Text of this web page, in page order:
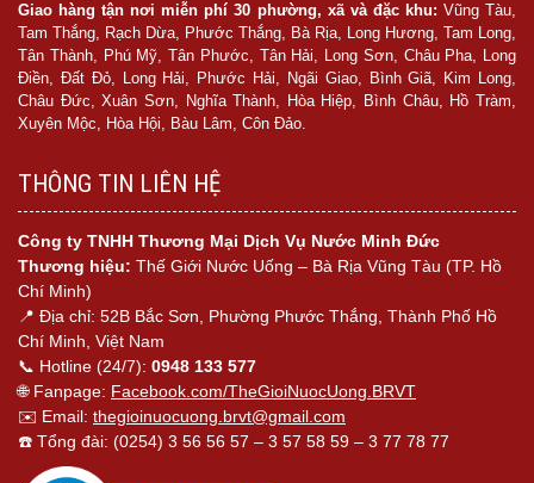
Giao hàng tận nơi miễn phí 30 phường, xã và đặc khu: Vũng Tàu,
Tam Thắng, Rạch Dừa, Phước Thắng, Bà Rịa, Long Hương, Tam Long,
Tân Thành, Phú Mỹ, Tân Phước, Tân Hải, Long Sơn, Châu Pha, Long
Điền, Đất Đỏ, Long Hải, Phước Hải, Ngãi Giao, Bình Giã, Kim Long,
Châu Đức, Xuân Sơn, Nghĩa Thành, Hòa Hiệp, Bình Châu, Hồ Tràm,
Xuyên Mộc, Hòa Hội, Bàu Lâm, Côn Đảo.
THÔNG TIN LIÊN HỆ
Công ty TNHH Thương Mại Dịch Vụ Nước Minh Đức
Thương hiệu: Thế Giới Nước Uống – Bà Rịa Vũng Tàu (TP. Hồ
Chí Minh)
📍 Địa chỉ: 52B Bắc Sơn, Phường Phước Thắng, Thành Phố Hồ
Chí Minh, Việt Nam
📞 Hotline (24/7): 0948 133 577
🌐 Fanpage: Facebook.com/TheGioiNuocUong.BRVT
✉️ Email: thegioinuocuong.brvt@gmail.com
☎️ Tổng đài: (0254) 3 56 56 57 – 3 57 58 59 – 3 77 78 77